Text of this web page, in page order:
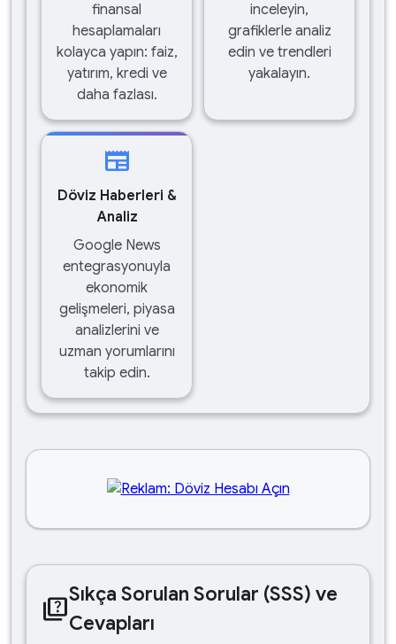
finansal
hesaplamaları
kolayca yapın: faiz,
yatırım, kredi ve
daha fazlası.
inceleyin,
grafiklerle analiz
edin ve trendleri
yakalayın.
newspaper
Döviz Haberleri &
Analiz
Google News
entegrasyonuyla
ekonomik
gelişmeleri, piyasa
analizlerini ve
uzman yorumlarını
takip edin.
quizSıkça Sorulan Sorular (SSS) ve
Cevapları